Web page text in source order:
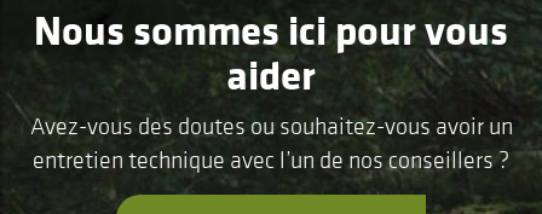
Nous sommes ici pour vous
aider
Avez-vous des doutes ou souhaitez-vous avoir un
entretien technique avec l’un de nos conseillers ?